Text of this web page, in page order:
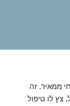
ממאיר. זה
צץ לו טיפול